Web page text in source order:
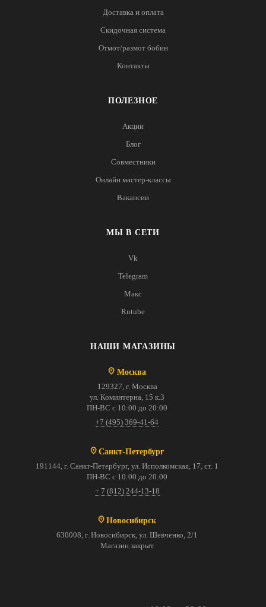
Доставка и оплата
Скидочная система
Отмот/размот бобин
Контакты
ПОЛЕЗНОЕ
Акции
Блог
Совместники
Онлайн мастер-классы
Вакансии
МЫ В СЕТИ
Vk
Telegram
Макс
Rutube
НАШИ МАГАЗИНЫ
Москва
129327, г. Москва
ул. Коминтерна, 15 к.3
ПН-ВС с 10:00 до 20:00
+7 (495) 369-41-64
Санкт-Петербург
191144, г. Санкт-Петербург, ул. Исполкомская, 17, ст. 1
ПН-ВС с 10:00 до 20:00
+ 7 (812) 244-13-18
Новосибирск
630008, г. Новосибирск, ул. Шевченко, 2/1
Магазин закрыт